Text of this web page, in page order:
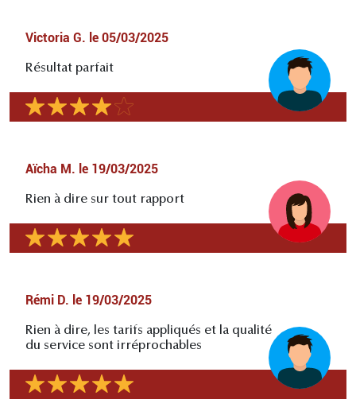
Victoria G. le 05/03/2025
Résultat parfait
Aïcha M. le 19/03/2025
Rien à dire sur tout rapport
Rémi D. le 19/03/2025
Rien à dire, les tarifs appliqués et la qualité
du service sont irréprochables